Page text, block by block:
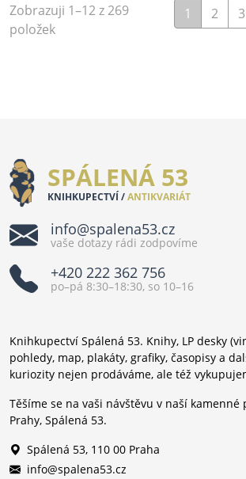
Zobrazuji 1–12 z 269
položek
1 2 3
SPÁLENÁ 53
KNIHKUPECTVÍ /ANTIKVARIÁT
info@spalena53.cz
vaše dotazy rádi zodpovíme
+420 222 362 756
po–pá 8:30–18:30, so 10–16
Knihkupectví Spálená 53. Knihy, LP desky
pohledy, map, plakáty, grafiky, časopisy a
kuriozity nejen prodáváme, ale též
Těšíme se na vaši návštěvu v naší
Prahy, Spálená 53.
Spálená 53, 110 00 Praha
info@spalena53.cz